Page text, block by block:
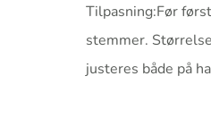
Tilpasning:Før
stemmer.
justeres både på